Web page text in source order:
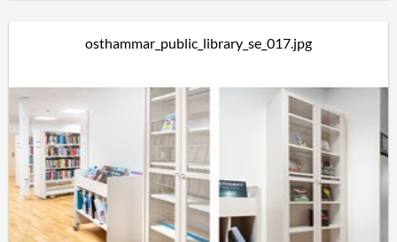
osthammar_public_library_se_017.jpg